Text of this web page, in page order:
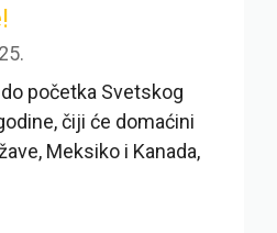
početka Svetskog
čiji će domaćini
Meksiko i Kanada,